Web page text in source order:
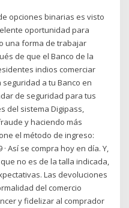
opciones binarias es visto
oportunidad para
una forma de trabajar
de que el Banco de la
indios comerciar
a tu Banco en
de seguridad para tus
del sistema Digipass,
y haciendo más
el método de ingreso:
Así se compra hoy en día. Y,
no es de la talla indicada,
Las devoluciones
del comercio
y fidelizar al comprador